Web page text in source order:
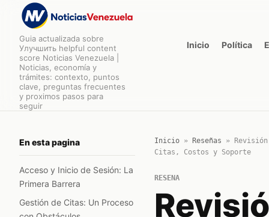
Guia actualizada sobre
Улучшить helpful content
score Noticias Venezuela |
Noticias, economía y
trámites: contexto, puntos
clave, preguntas frecuentes
y proximos pasos para
seguir
Inicio Política
En esta pagina
Acceso y Inicio de Sesión: La
Primera Barrera
Gestión de Citas: Un Proceso
Inicio» Reseñas »
Citas, Costos y Soporte
RESENA